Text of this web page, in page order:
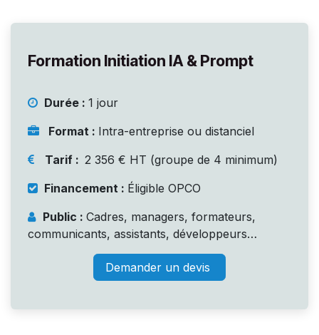
Formation Initiation IA & Prompt
Durée : 1 jour
Format : Intra-entreprise ou distanciel
Tarif : 2 356 € HT (groupe de 4 minimum)
Financement : Éligible OPCO
Public : Cadres, managers, formateurs,
communicants, assistants, développeurs…
Demander un devis